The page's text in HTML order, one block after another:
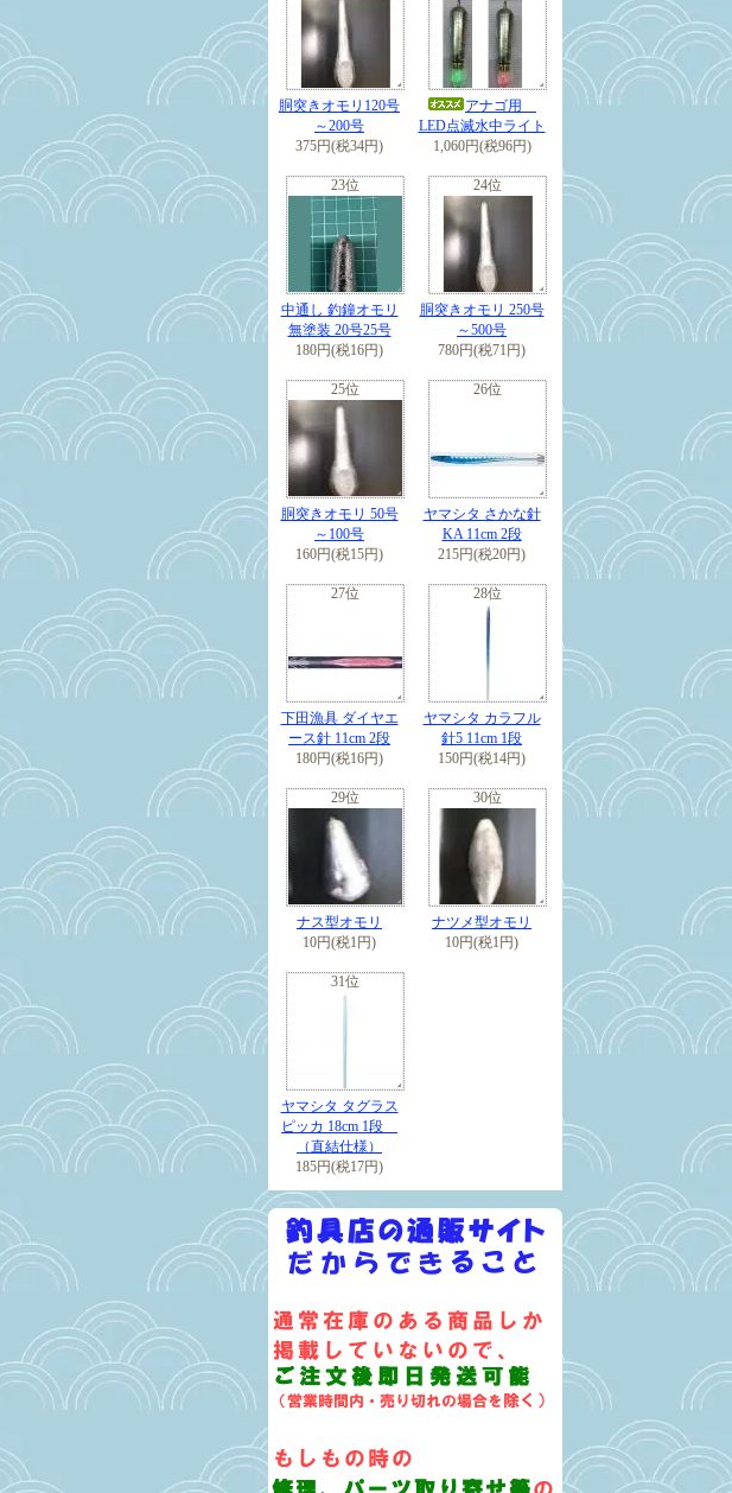
胴突きオモリ120号
～200号
375円(税34円)
アナゴ用
LED点滅水中ライト
1,060円(税96円)
23位
中通し 釣鐘オモリ
無塗装 20号25号
180円(税16円)
24位
胴突きオモリ 250号
～500号
780円(税71円)
25位
胴突きオモリ 50号
～100号
160円(税15円)
26位
ヤマシタ さかな針
KA 11cm 2段
215円(税20円)
27位
下田漁具 ダイヤエ
ース針 11cm 2段
180円(税16円)
28位
ヤマシタ カラフル
針5 11cm 1段
150円(税14円)
29位
ナス型オモリ
10円(税1円)
30位
ナツメ型オモリ
10円(税1円)
31位
ヤマシタ タグラス
ピッカ 18cm 1段
（直結仕様）
185円(税17円)